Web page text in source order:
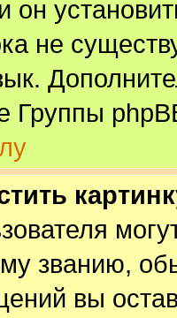
не
Группы
званию,
вы